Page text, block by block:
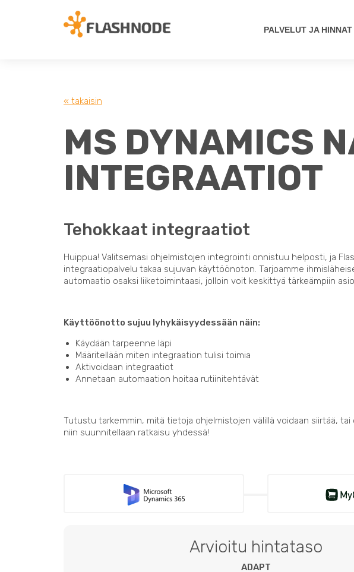
PALVELUT JA HINNAT
« takaisin
MS DYNAMICS
INTEGRAATIOT
Tehokkaat integraatiot
Huippua! Valitsemasi ohjelmistojen integrointi onnistuu helposti, ja
integraatiopalvelu takaa sujuvan käyttöönoton. Tarjoamme
automaatio osaksi liiketoimintaasi, jolloin voit keskittyä tärkeämpiin
Käyttöönotto sujuu lyhykäisyydessään näin:
Käydään tarpeenne läpi
Määritellään miten integraation tulisi toimia
Aktivoidaan integraatiot
Annetaan automaation hoitaa rutiinitehtävät
Tutustu tarkemmin, mitä tietoja ohjelmistojen välillä voidaan siirtää,
niin suunnitellaan ratkaisu yhdessä!
Arvioitu hintataso
ADAPT